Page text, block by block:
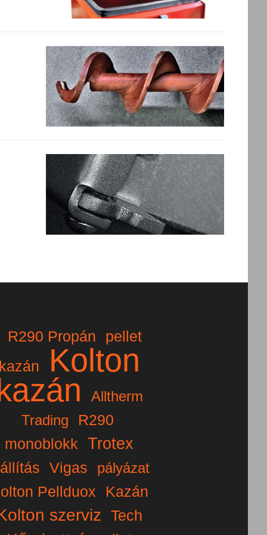
R290 Propán
pellet
Kolton
Alltherm
Trading
R290
monoblokk
Trotex
Vigas pályázat
Pellduox Kazán
szerviz Tech